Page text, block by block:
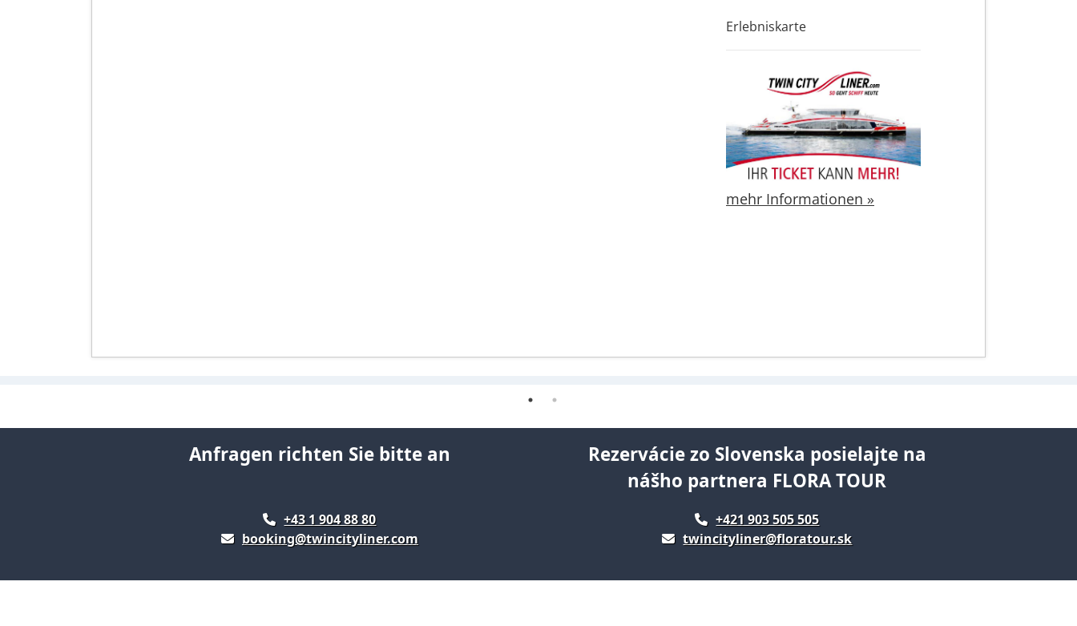
Erlebniskarte
mehr Informationen »
Anfragen richten Sie bitte an
+43 1 904 88 80
booking@twincityliner.com
Rezervácie zo Slovenska posielajte na
nášho partnera FLORA TOUR
+421 903 505 505
twincityliner@floratour.sk